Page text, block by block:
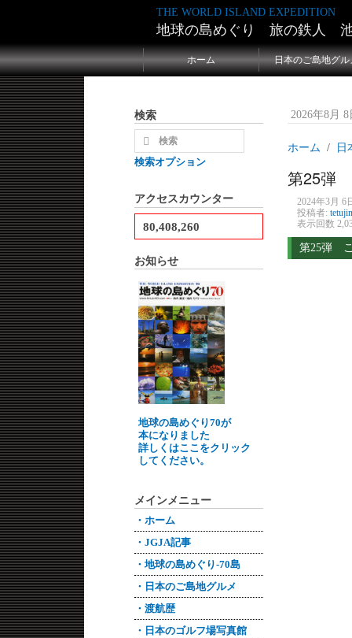
THE WORLD ISLAND EXPEDITION
地球の島めぐり 旅の鉄人
ホーム 日本のご島地グル
2026年8月
ホーム 日
第25弾
2024年3月 6
投稿者:
表示回数
第25弾
検索
検索オプション
アクセスカウンター
80,408,260
お知らせ
地球の島めぐり70が
本になりました
詳しくはここをクリック
してください。
メインメニュー
・ホーム
・JGJA記事
・地球の島めぐり-70島
・日本のご島地グルメ
・渡航歴
・日本のゴルフ場写真館